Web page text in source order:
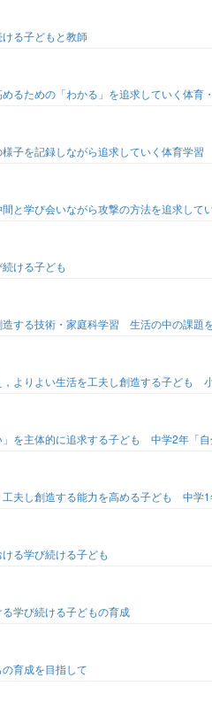
る子どもと教師
るための「わかる」を追求していく体育
子を記録しながら追求していく体育学
と学び会いながら攻撃の方法を追求し
ける子ども
する技術・家庭科学習 生活の中の課題
よりよい生活を工夫し創造する子ども
」を主体的に追求する子ども 中学2年「
夫し創造する能力を高める子ども 中学
る学び続ける子ども
学び続ける子どもの育成
育成を目指して